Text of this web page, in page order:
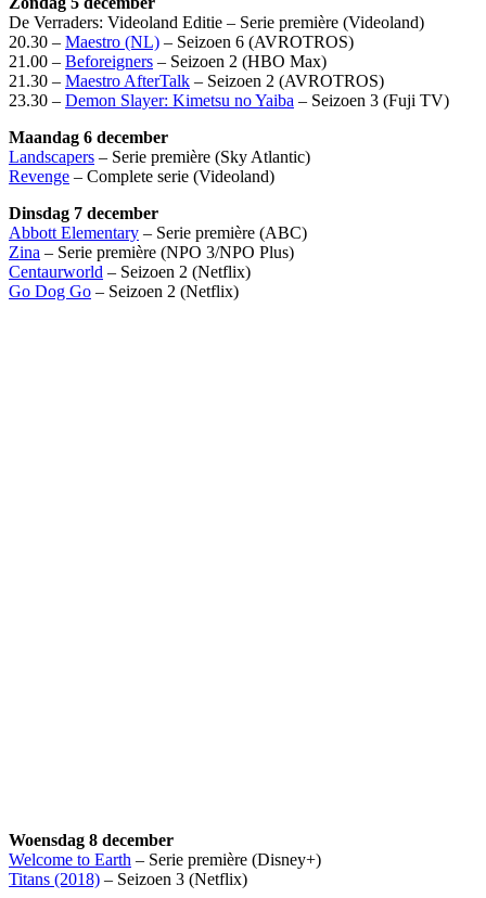
De Verraders: Videoland Editie – Serie première (Videoland)
20.30 – Maestro (NL) – Seizoen 6 (AVROTROS)
21.00 – Beforeigners – Seizoen 2 (HBO Max)
21.30 – Maestro AfterTalk – Seizoen 2 (AVROTROS)
23.30 – Demon Slayer: Kimetsu no Yaiba – Seizoen 3 (Fuji TV)
Maandag 6 december
Landscapers – Serie première (Sky Atlantic)
Revenge – Complete serie (Videoland)
Dinsdag 7 december
Abbott Elementary – Serie première (ABC)
Zina – Serie première (NPO 3/NPO Plus)
Centaurworld – Seizoen 2 (Netflix)
Go Dog Go – Seizoen 2 (Netflix)
Woensdag 8 december
Welcome to Earth – Serie première (Disney+)
Titans (2018) – Seizoen 3 (Netflix)